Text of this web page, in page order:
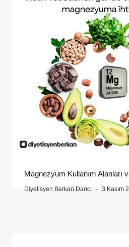
Magnezyum Kullanım Alanları
Diyetisyen Berkan Darıcı 3 Kasım